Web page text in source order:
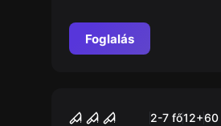
megtalálták, de a zárt ajtó
kihívás elé állít mindenkit.
Foglalás
Új
Hawkins 1983
2-7 fő12+60